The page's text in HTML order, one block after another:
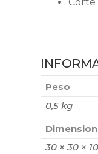
Peso
0,5 kg
30 × 30 ×